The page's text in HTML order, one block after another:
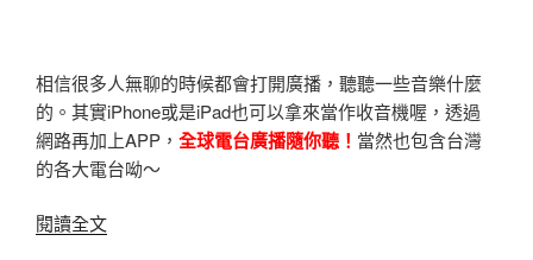
相信很多人無聊的時候都會打開廣播，聽聽一些音樂什麼
的。其實iPhone或是iPad也可以拿來當作收音機喔，透過
網路再加上APP， 全球電台廣播隨你聽！ 當然也包含台灣
的各大電台呦～
閱讀全文〈如